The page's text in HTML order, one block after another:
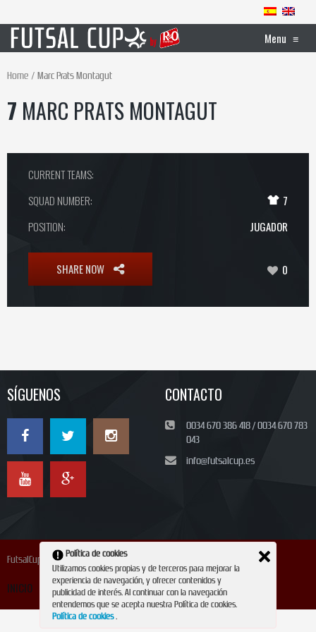
Menu ≡
Home Marc Prats Montagut
7 MARC PRATS MONTAGUT
CURRENT TEAMS:
SQUAD NUMBER:
7
POSITION:
JUGADOR
SHARE NOW 0
SÍGUENOS CONTACTO
0034 670 386 418 / 0034 670 783
043
info@futsalcup.es
FutsalCup 2024
INICIO INSCRIPCIÓN CONTACTO REVISTA
Política de cookies
Utilizamos cookies propias y de terceros para mejorar la
experiencia de navegación, y ofrecer contenidos y
publicidad de interés. Al continuar con la navegación
entendemos que se acepta nuestra Política de cookies.
Política de cookies.